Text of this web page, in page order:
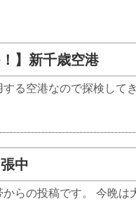
！】新千歳空港
る空港なので探検して
中
からの投稿です。 今晩は